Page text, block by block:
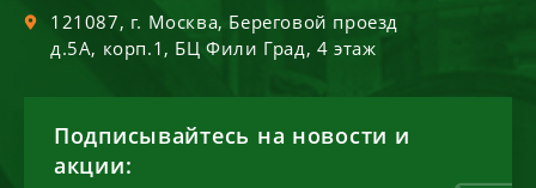
121087, г. Москва, Береговой проезд
д.5А, корп.1, БЦ Фили Град, 4 этаж
Подписывайтесь на новости и
акции: